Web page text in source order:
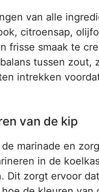
van alle
citroensap,
frisse smaak te
tussen zout,
intrekken
van de kip
marinade en
in de
Dit zorgt ervoor